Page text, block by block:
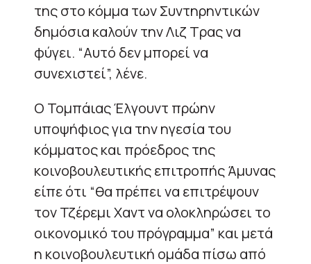
της στο κόμμα των Συντηρηντικών
δημόσια καλούν την Λιζ Τρας να
φύγει. “Αυτό δεν μπορεί να
συνεχιστεί”, λένε.
O Τομπάιας Έλγουντ πρώην
υποψήφιος για την ηγεσία του
κόμματος και πρόεδρος της
κοινοβουλευτικής επιτροπής Άμυνας
είπε ότι “θα πρέπει να επιτρέψουν
τον Τζέρεμι Χαντ να ολοκληρώσει το
οικονομικό του πρόγραμμα” και μετά
η κοινοβουλευτική ομάδα πίσω από